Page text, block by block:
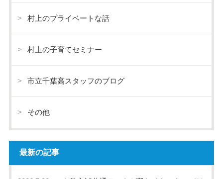
村上のプライベートな話
村上の子育てセミナー
市立千葉高スタッフのブログ
その他
最新の記事